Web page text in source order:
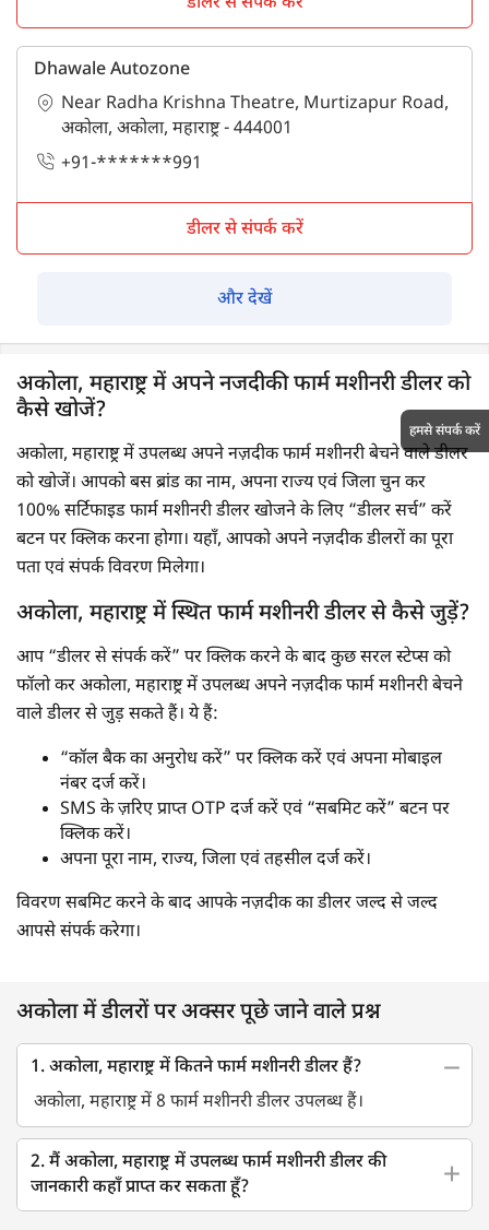
Dhawale Autozone
Near Radha Krishna Theatre, Murtizapur Road,
अकोला, अकोला, महाराष्ट्र - 444001
+91-*******991
डीलर से संपर्क करें
और देखें
अकोला, महाराष्ट्र में अपने नजदीकी फार्म मशीनरी डीलर को
कैसे खोजें?
अकोला, महाराष्ट्र में उपलब्ध अपने नज़दीक फार्म मशीनरी बेचने वाले डीलर
को खोजें। आपको बस ब्रांड का नाम, अपना राज्य एवं जिला चुन कर
100% सर्टिफाइड फार्म मशीनरी डीलर खोजने के लिए “डीलर सर्च” करें
बटन पर क्लिक करना होगा। यहाँ, आपको अपने नज़दीक डीलरों का पूरा
पता एवं संपर्क विवरण मिलेगा।
अकोला, महाराष्ट्र में स्थित फार्म मशीनरी डीलर से कैसे जुड़ें?
आप “डीलर से संपर्क करें” पर क्लिक करने के बाद कुछ सरल स्टेप्स को
फॉलो कर अकोला, महाराष्ट्र में उपलब्ध अपने नज़दीक फार्म मशीनरी बेचने
वाले डीलर से जुड़ सकते हैं। ये हैं:
“कॉल बैक का अनुरोध करें” पर क्लिक करें एवं अपना मोबाइल
नंबर दर्ज करें।
SMS के ज़रिए प्राप्त OTP दर्ज करें एवं “सबमिट करें” बटन पर
क्लिक करें।
अपना पूरा नाम, राज्य, जिला एवं तहसील दर्ज करें।
विवरण सबमिट करने के बाद आपके नज़दीक का डीलर जल्द से जल्द
आपसे संपर्क करेगा।
अकोला में डीलरों पर अक्सर पूछे जाने वाले प्रश्न
1. अकोला, महाराष्ट्र में कितने फार्म मशीनरी डीलर हैं?
अकोला, महाराष्ट्र में 8 फार्म मशीनरी डीलर उपलब्ध हैं।
2. मैं अकोला, महाराष्ट्र में उपलब्ध फार्म मशीनरी डीलर की
जानकारी कहाँ प्राप्त कर सकता हूँ?
हमसे संपर्क करें